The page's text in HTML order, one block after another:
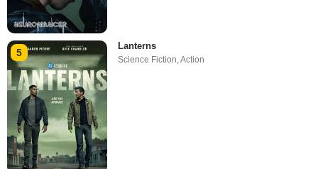
5
Lanterns
Science Fiction ,Action